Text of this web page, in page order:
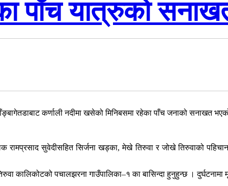
पाँच यात्रुको
कर्णाली नदीमा खसेको मिनिबसमा रहेका पाँच जनाको सनाखत
रामप्रसाद सुवेदीसहित सिर्जना खड्का, मेखे तिरुवा र जोखे तिरुवाको
कालिकोटको पचालझरना गाउँपालिका–१ का बासिन्दा हुनुहुन्छ ।